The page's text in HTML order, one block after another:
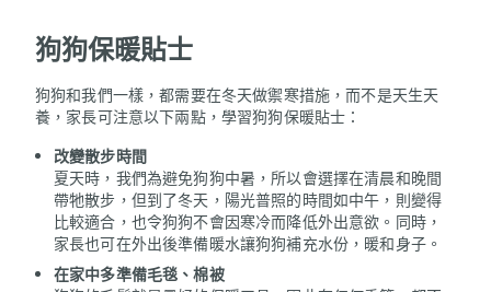
狗狗保暖貼士
狗狗和我們一樣，都需要在冬天做禦寒措施，而不是天生天
養，家長可注意以下兩點，學習狗狗保暖貼士：
改變散步時間
夏天時，我們為避免狗狗中暑，所以會選擇在清晨和晚間
帶牠散步，但到了冬天，陽光普照的時間如中午，則變得
比較適合，也令狗狗不會因寒冷而降低外出意欲。同時，
家長也可在外出後準備暖水讓狗狗補充水份，暖和身子。
在家中多準備毛毯、棉被